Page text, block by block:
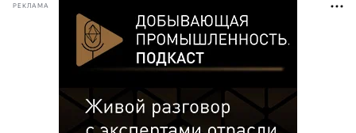
РЕКЛАМА